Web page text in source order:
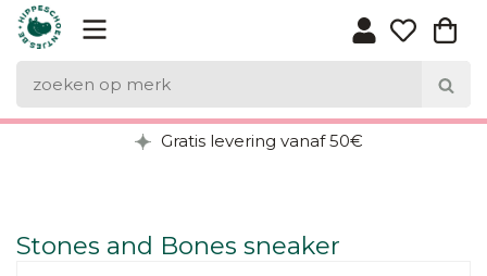
Gratis levering vanaf 50€
Stones and Bones sneaker